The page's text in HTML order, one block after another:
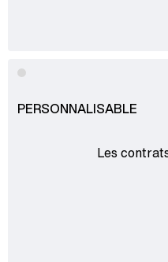
PERSONNALISABLE
Les